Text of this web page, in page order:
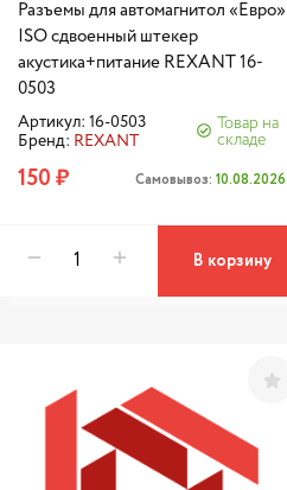
Разъемы для автомагнитол «Евро»
ISO сдвоенный штекер
акустика+питание REXANT 16-
0503
Артикул: 16-0503
Бренд: REXANT
Товар на
складе
150 ₽ Самовывоз:10.08.2026
В корзину